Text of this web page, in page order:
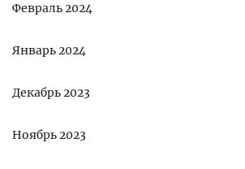
Февраль 2024
Январь 2024
Декабрь 2023
Ноябрь 2023